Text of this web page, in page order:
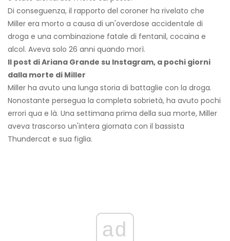
Di conseguenza, il rapporto del coroner ha rivelato che
Miller era morto a causa di un'overdose accidentale di
droga e una combinazione fatale di fentanil, cocaina e
alcol. Aveva solo 26 anni quando morì.
Il post di Ariana Grande su Instagram, a pochi giorni
dalla morte di Miller
Miller ha avuto una lunga storia di battaglie con la droga.
Nonostante persegua la completa sobrietà, ha avuto pochi
errori qua e là. Una settimana prima della sua morte, Miller
aveva trascorso un'intera giornata con il bassista
Thundercat e sua figlia.
ad